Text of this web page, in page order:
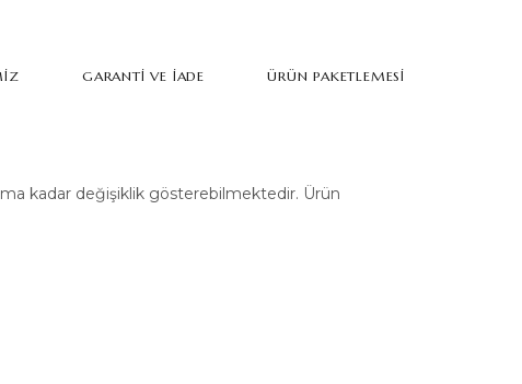
kadar değişiklik gösterebilmektedir. Ürün
GARANTI VE İADE ÜRÜN PAKETLEMESI